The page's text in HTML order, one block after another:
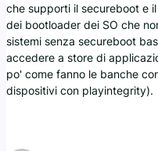
che supporti il secureboot e
dei bootloader dei SO che
sistemi senza secureboot
accedere a store di
po' come fanno le banche
dispositivi con playintegrity).